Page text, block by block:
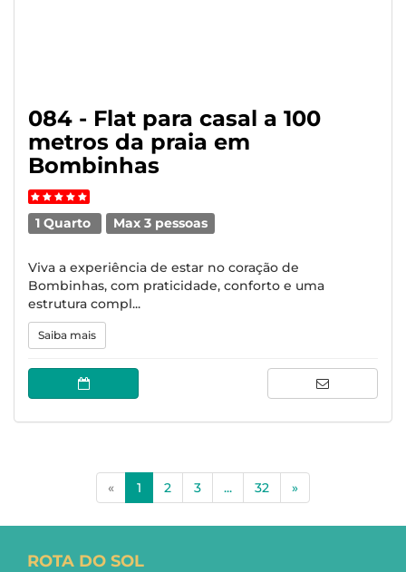
084 - Flat para casal a 100
metros da praia em
Bombinhas
1 Quarto Max 3 pessoas
Viva a experiência de estar no coração de
Bombinhas, com praticidade, conforto e uma
estrutura compl...
Saiba mais
« 1 (current)
2 3 ... 32 »
ROTA DO SOL